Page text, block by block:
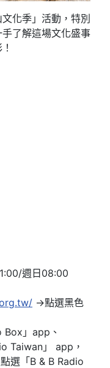
化季」活動，特別
了解這場文化盛事
週日08:00
→點選黑色
」app、
Taiwan」 app，
選「B & B Radio